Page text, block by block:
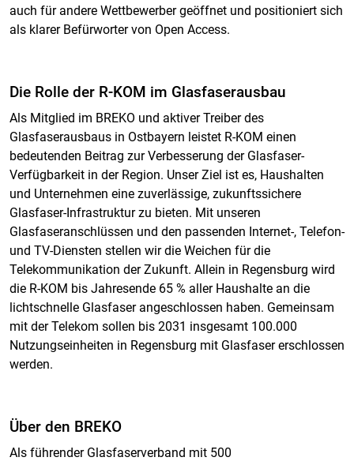
auch für andere Wettbewerber geöffnet und positioniert sich
als klarer Befürworter von Open Access.
Die Rolle der R-KOM im Glasfaserausbau
Als Mitglied im BREKO und aktiver Treiber des
Glasfaserausbaus in Ostbayern leistet R-KOM einen
bedeutenden Beitrag zur Verbesserung der Glasfaser-
Verfügbarkeit in der Region. Unser Ziel ist es, Haushalten
und Unternehmen eine zuverlässige, zukunftssichere
Glasfaser-Infrastruktur zu bieten. Mit unseren
Glasfaseranschlüssen und den passenden Internet-, Telefon-
und TV-Diensten stellen wir die Weichen für die
Telekommunikation der Zukunft. Allein in Regensburg wird
die R-KOM bis Jahresende 65 % aller Haushalte an die
lichtschnelle Glasfaser angeschlossen haben. Gemeinsam
mit der Telekom sollen bis 2031 insgesamt 100.000
Nutzungseinheiten in Regensburg mit Glasfaser erschlossen
werden.
Über den BREKO
Als führender Glasfaserverband mit 500